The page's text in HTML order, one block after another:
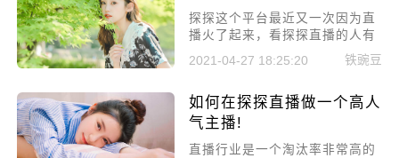
探探这个平台最近又一次因为直
播火了起来，看探探直播的人有
很多。所以很多小伙伴也想尝试
探探主播，但是又不知道该怎么
了巨大福利，告诉你那些不为人
知的探探直播秘诀!
2021-04-27 18:25:20 铁豌豆
如何在探探直播做一个高人
气主播!
直播行业是一个淘汰率非常高的